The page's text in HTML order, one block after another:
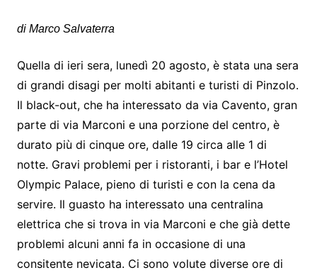
di Marco Salvaterra
Quella di ieri sera, lunedì 20 agosto, è stata una sera
di grandi disagi per molti abitanti e turisti di Pinzolo.
Il black-out, che ha interessato da via Cavento, gran
parte di via Marconi e una porzione del centro, è
durato più di cinque ore, dalle 19 circa alle 1 di
notte. Gravi problemi per i ristoranti, i bar e l’Hotel
Olympic Palace, pieno di turisti e con la cena da
servire. Il guasto ha interessato una centralina
elettrica che si trova in via Marconi e che già dette
problemi alcuni anni fa in occasione di una
consitente nevicata. Ci sono volute diverse ore di